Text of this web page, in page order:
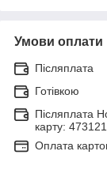
Умови оплати
Післяплата
Готівкою
Післяплата
карту:
Оплата